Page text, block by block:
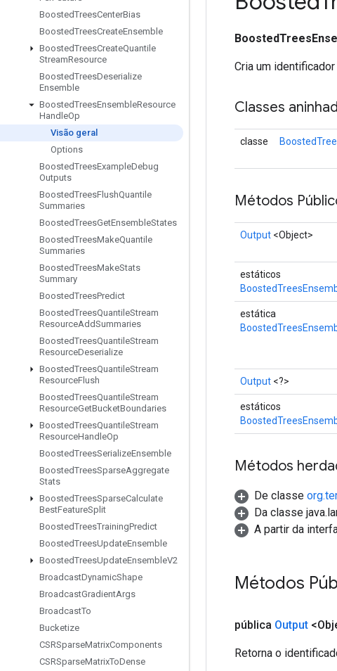
BoostedTreesCenterBias
BoostedTreesCreateEnsemble
BoostedTreesCreateQuantile
StreamResource
BoostedTreesDeserialize
Ensemble
BoostedTreesEnsembleResource
HandleOp
Visão geral
Options
BoostedTreesExampleDebug
Outputs
BoostedTreesFlushQuantile
Summaries
BoostedTreesGetEnsembleStates
BoostedTreesMakeQuantile
Summaries
BoostedTreesMakeStats
Summary
BoostedTreesPredict
BoostedTreesQuantileStream
ResourceAddSummaries
BoostedTreesQuantileStream
ResourceDeserialize
BoostedTreesQuantileStream
ResourceFlush
BoostedTreesQuantileStream
ResourceGetBucketBoundaries
BoostedTreesQuantileStream
ResourceHandleOp
BoostedTreesSerializeEnsemble
BoostedTreesSparseAggregate
Stats
BoostedTreesSparseCalculate
BestFeatureSplit
BoostedTreesTrainingPredict
BoostedTreesUpdateEnsemble
BoostedTreesUpdateEnsembleV2
BroadcastDynamicShape
BroadcastGradientArgs
BroadcastTo
Bucketize
CSRSparseMatrixComponents
CSRSparseMatrixToDense
Cria um
Classes
classe
Métodos
Output <Object>
estáticos
estática
Output <?>
estáticos
Métodos
De classe
Da classe
A partir da
Métodos
pública Output
Retorna o